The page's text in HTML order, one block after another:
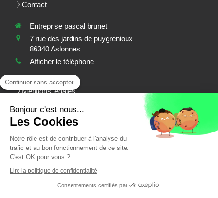
Contact
Entreprise pascal brunet
7 rue des jardins de puygrenioux
86340Aslonnes
Afficher le téléphone
Mentions légales
Plaques, menuiserie extérieure, isolation intérieure, isolation
des combles, isolation, installation de volets, installation de
portes, installation de fenêtres
Création et référencement du site par Simplébo
Continuer sans accepter
Bonjour c'est nous...
Les Cookies
Notre rôle est de contribuer à l'analyse du
trafic et au bon fonctionnement de ce site.
C'est OK pour vous ?
Lire la politique de confidentialité
Consentements certifiés par